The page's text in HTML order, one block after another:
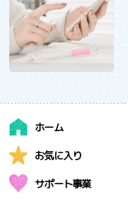
ホーム
お気に入り
サポート事業